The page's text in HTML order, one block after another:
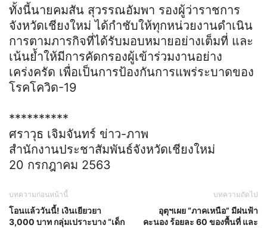
ทั้งนี้นายคมสัน สุวรรณอัมพา รองผู้ว่าราชการ
จังหวัดเชียงใหม่ ได้กำชับให้ทุกหน่วยงานดำเนิน
การตามภารกิจที่ได้รับมอบหมายอย่างเต็มที่ และ
เน้นย้ำให้มีการคัดกรองผู้เข้าร่วมงานอย่าง
เคร่งครัด เพื่อเป็นการป้องกันการแพร่ระบาดของ
โรคโควิด-19
**********
ศราวุธ เจิมจันทร์ ข่าว-ภาพ
สำนักงานประชาสัมพันธ์จังหวัดเชียงใหม่
20 กรกฎาคม 2563
บทความก่อนหน้านี้
โอนแล้ววันนี้! เงินเยียวยา
3,000 บาท กลุ่มเปราะบาง “เด็ก
บทความถัดไป
อุตุฯเผย “ภาคเหนือ” มีฝนฟ้า
คะนอง ร้อยละ 60 ของพื้นที่ และ